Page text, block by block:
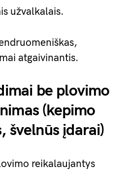
užvalkalais.
atgaivinantis.
be plovimo
(kepimo
švelnūs įdarai)
reikalaujantys